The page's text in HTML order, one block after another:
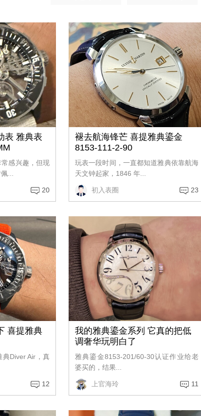
表 雅典表
感兴趣，但现
...
20
褪去航海锋芒 喜提雅典鎏金
8153‑111-2-90
玩表一段时间，一直都知道雅典依靠航海
天文钟起家，1846 年...
初入表圈 23
喜提雅典
典Diver Air，真
12
我的雅典鎏金系列 它真的把低
调奢华玩明白了
雅典鎏金8153-201/60-30认证作业给老
婆买的，结果...
上官海玲 11